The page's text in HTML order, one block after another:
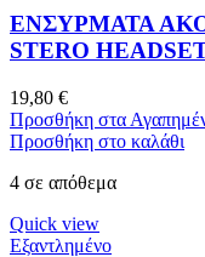
ΕΝΣΥΡΜΑΤΑ
STERO
19,80 €
Προσθήκη στα
Προσθήκη στο καλάθι
4 σε απόθεμα
Quick view
Εξαντλημένο